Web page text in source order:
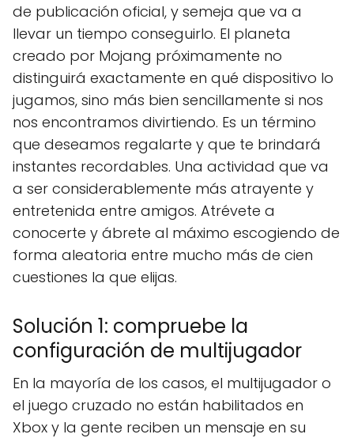
de publicación oficial, y semeja que va a
llevar un tiempo conseguirlo. El planeta
creado por Mojang próximamente no
distinguirá exactamente en qué dispositivo lo
jugamos, sino más bien sencillamente si nos
nos encontramos divirtiendo. Es un término
que deseamos regalarte y que te brindará
instantes recordables. Una actividad que va
a ser considerablemente más atrayente y
entretenida entre amigos. Atrévete a
conocerte y ábrete al máximo escogiendo de
forma aleatoria entre mucho más de cien
cuestiones la que elijas.
Solución 1: compruebe la
configuración de multijugador
En la mayoría de los casos, el multijugador o
el juego cruzado no están habilitados en
Xbox y la gente reciben un mensaje en su